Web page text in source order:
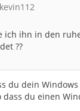
ich ihn in den
??
du dein
du einen